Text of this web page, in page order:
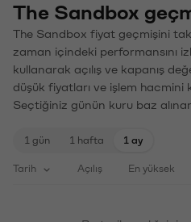
The Sandbox
The Sandbox fiyat geçmişini
zaman içindeki performansını
kullanarak açılış ve kapanış
düşük fiyatları ve işlem hacmini
Seçtiğiniz günün kuru baz
1 gün 1 hafta 1 ay
Tarih Açılış En yüksek